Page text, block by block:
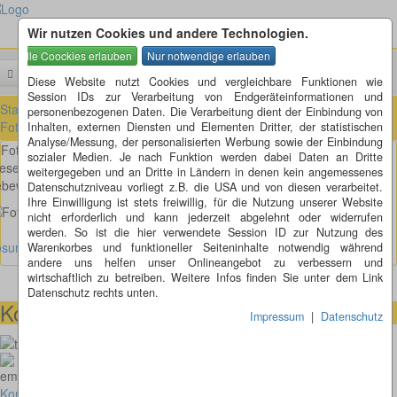
Wir nutzen Cookies und andere Technologien.
Diese Website nutzt Cookies und vergleichbare Funktionen wie
Session IDs zur Verarbeitung von Endgeräteinformationen und
personenbezogenen Daten. Die Verarbeitung dient der Einbindung von
Inhalten, externen Diensten und Elementen Dritter, der statistischen
Analyse/Messung, der personalisierten Werbung sowie der Einbindung
sozialer Medien. Je nach Funktion werden dabei Daten an Dritte
weitergegeben und an Dritte in Ländern in denen kein angemessenes
Datenschutzniveau vorliegt z.B. die USA und von diesen verarbeitet.
Ihre Einwilligung ist stets freiwillig, für die Nutzung unserer Website
nicht erforderlich und kann jederzeit abgelehnt oder widerrufen
werden. So ist die hier verwendete Session ID zur Nutzung des
Warenkorbes und funktioneller Seiteninhalte notwendig während
andere uns helfen unser Onlineangebot zu verbessern und
wirtschaftlich zu betreiben. Weitere Infos finden Sie unter dem Link
Datenschutz rechts unten.
Impressum | Datenschutz
Startseite » Fotorätsel » Fotorätsel 1 bis 100 » Fotorätsel 61 bis 70 »
Fotorätsel 61
Fotorätsel 61
gleichmäßigen Mondkrater lassen darauf schließen, dass es doch
auf dem Mond gibt. Oder?
Fotorätsel anzeigen
Kontaktmöglichkeiten